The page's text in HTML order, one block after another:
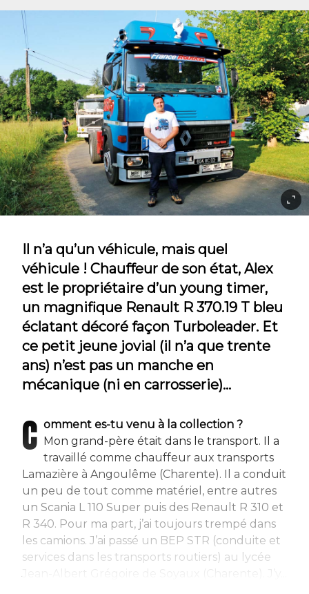
Il n’a qu’un véhicule, mais quel
véhicule ! Chauffeur de son état, Alex
est le propriétaire d’un young timer,
un magnifique Renault R 370.19 T bleu
éclatant décoré façon Turboleader. Et
ce petit jeune jovial (il n’a que trente
ans) n’est pas un manche en
mécanique (ni en carrosserie)…
C omment es-tu venu à la collection ?
Mon grand-père était dans le transport. Il a
travaillé comme chauffeur aux transports
Lamazière à Angoulême (Charente). Il a conduit
un peu de tout comme matériel, entre autres
un Scania L 110 Super puis des Renault R 310 et
R 340. Pour ma part, j’ai toujours trempé dans
les camions. J’ai passé un BEP STR (conduite et
services dans les transports routiers) au lycée